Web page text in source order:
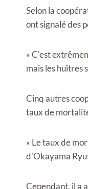
Selon la
ont signalé des
« C'est
mais les huîtres
Cinq autres
taux de
« Le taux de
d'Okayama
Cependant, il a